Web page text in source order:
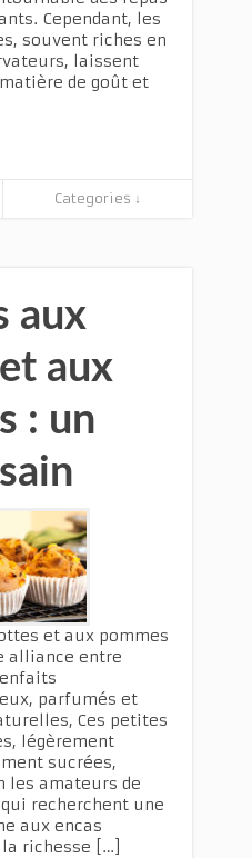
Cependant, les
souvent riches en
laissent
de goût et
Categories ↓
aux
aux
: un
et aux pommes
alliance entre
parfumés et
Ces petites
légèrement
sucrées,
les amateurs de
recherchent une
aux encas
richesse […]